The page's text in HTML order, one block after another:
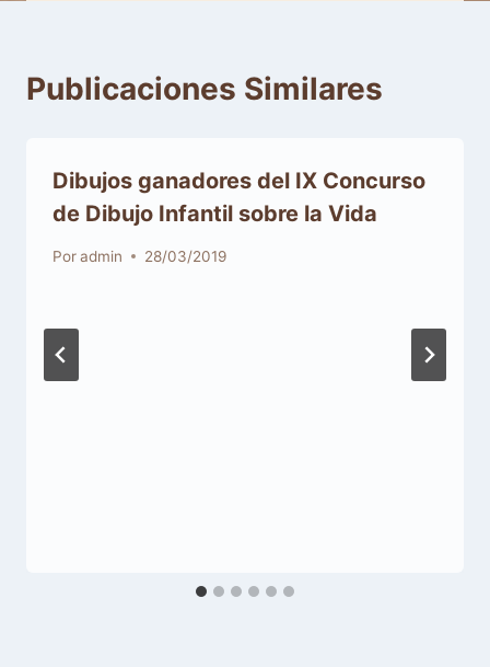
Publicaciones Similares
Dibujos ganadores del IX Concurso
de Dibujo Infantil sobre la Vida
Poradmin 28/03/2019